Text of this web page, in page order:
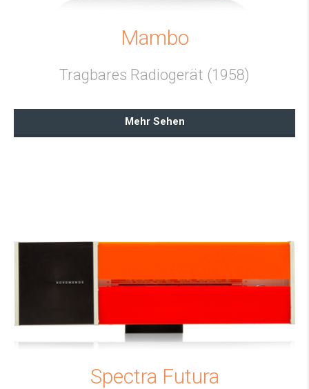
Mambo
Tragbares Radiogerät (1958)
Mehr Sehen
Spectra Futura